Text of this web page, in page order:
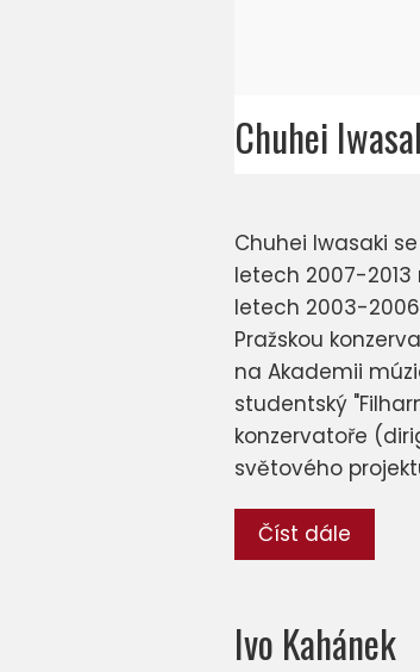
Chuhei
Chuhei Iwasaki
letech 2007-
letech 2003-
Pražskou
na Akademii
studentský
konzervatoře
světového
Číst dále
Ivo Kahánek